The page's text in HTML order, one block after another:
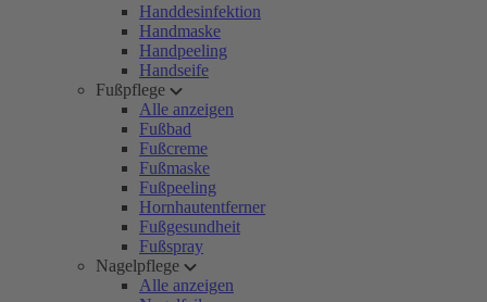
Handdesinfektion
Handmaske
Handpeeling
Handseife
Fußpflege
Alle anzeigen
Fußbad
Fußcreme
Fußmaske
Fußpeeling
Hornhautentferner
Fußgesundheit
Fußspray
Nagelpflege
Alle anzeigen